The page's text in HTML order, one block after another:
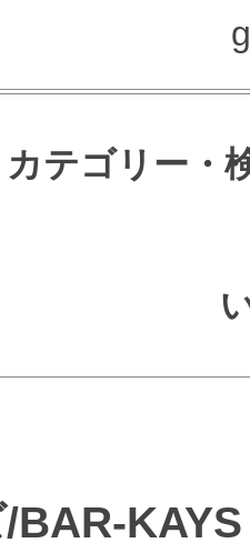
カテゴリー・
BAR-KAYS